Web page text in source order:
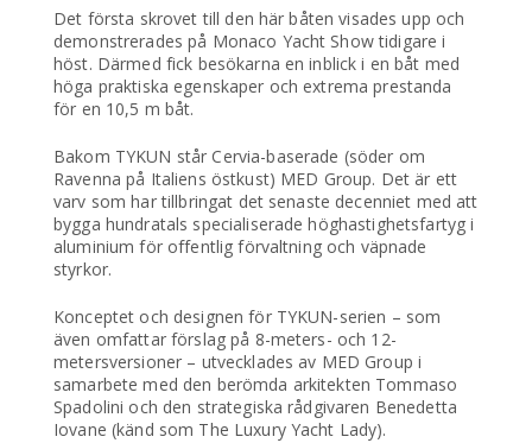
Det första skrovet till den här båten visades upp och
demonstrerades på Monaco Yacht Show tidigare i
höst. Därmed fick besökarna en inblick i en båt med
höga praktiska egenskaper och extrema prestanda
för en 10,5 m båt.
Bakom TYKUN står Cervia-baserade (söder om
Ravenna på Italiens östkust) MED Group. Det är ett
varv som har tillbringat det senaste decenniet med att
bygga hundratals specialiserade höghastighetsfartyg i
aluminium för offentlig förvaltning och väpnade
styrkor.
Konceptet och designen för TYKUN-serien – som
även omfattar förslag på 8-meters- och 12-
metersversioner – utvecklades av MED Group i
samarbete med den berömda arkitekten Tommaso
Spadolini och den strategiska rådgivaren Benedetta
Iovane (känd som The Luxury Yacht Lady).